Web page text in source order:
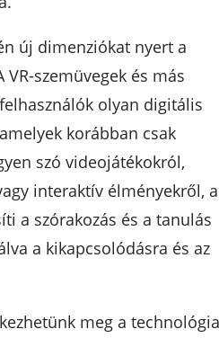
új dimenziókat nyert a
szemüvegek és más
olyan digitális
korábban csak
szó videojátékokról,
interaktív élményekről, a
a szórakozás és a tanulás
a kikapcsolódásra és az
meg a technológia